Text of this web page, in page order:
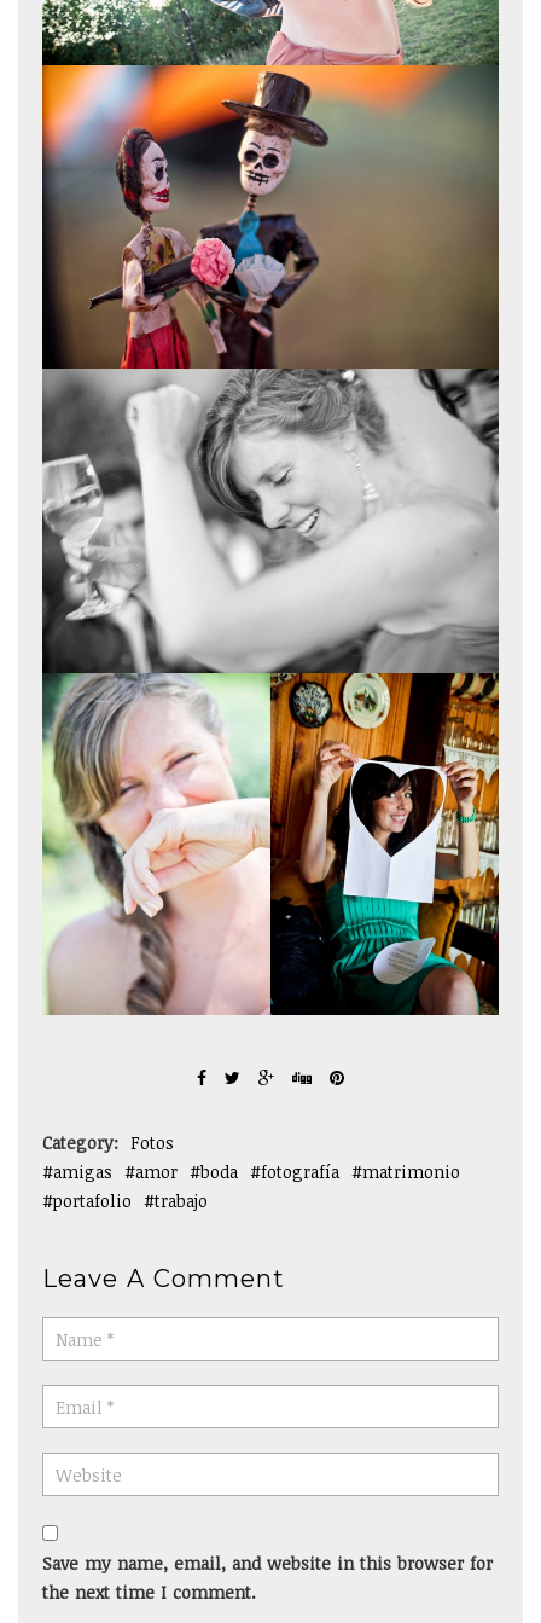
Category: Fotos
amigas
amor boda fotografía
matrimonio
portafolio
trabajo
Leave A Comment
Save my name, email, and website in this browser for
the next time I comment.